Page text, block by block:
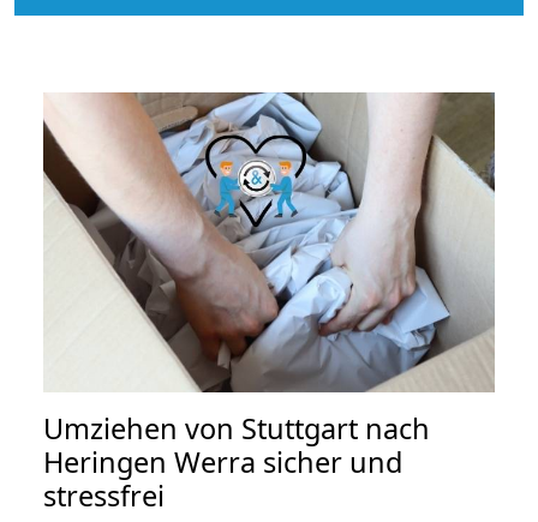
Umziehen von Stuttgart nach
Heringen Werra sicher und
stressfrei